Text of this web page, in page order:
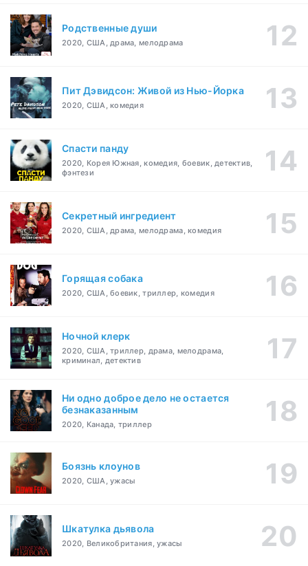
Родственные души
2020, США, драма, мелодрама
Пит Дэвидсон: Живой из Нью-Йорка
2020, США, комедия
Спасти панду
2020, Корея Южная, комедия, боевик, детектив,
фэнтези
Секретный ингредиент
2020, США, драма, мелодрама, комедия
Горящая собака
2020, США, боевик, триллер, комедия
Ночной клерк
2020, США, триллер, драма, мелодрама,
криминал, детектив
Ни одно доброе дело не остается
безнаказанным
2020, Канада, триллер
Боязнь клоунов
2020, США, ужасы
Шкатулка дьявола
2020, Великобритания, ужасы